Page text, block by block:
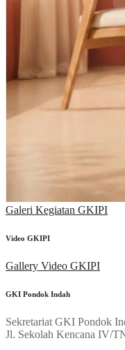
Galeri Kegiatan GKIPI
Video GKIPI
Gallery Video GKIPI
GKI Pondok Indah
Sekretariat GKI Pondok
Jl. Sekolah Kencana IV/